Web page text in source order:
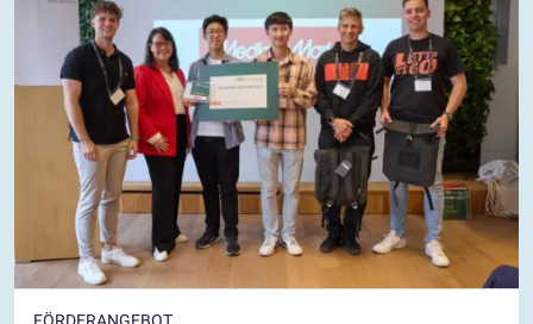
FÖRDERANGEBOT